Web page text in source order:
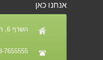
אנחנו כאן
השרף 6, רמת השרון
7655555